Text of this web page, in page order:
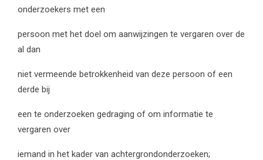
onderzoekers met een
persoon met het doel om aanwijzingen te vergaren over de
al dan
niet vermeende betrokkenheid van deze persoon of een
derde bij
een te onderzoeken gedraging of om informatie te
vergaren over
iemand in het kader van achtergrondonderzoeken;